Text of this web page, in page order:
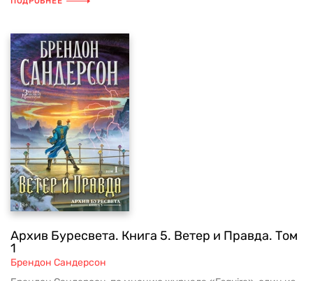
Архив Буресвета. Книга 5. Ветер и Правда. Том
1
Брендон Сандерсон